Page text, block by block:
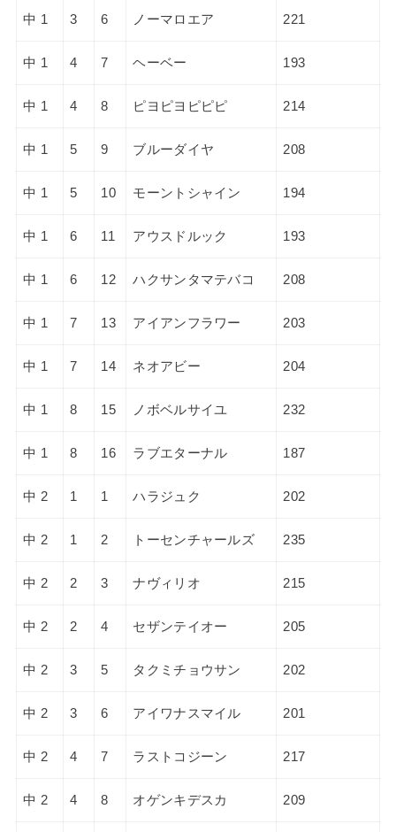
中 1 3 6 ノーマロエア 221
中 1 4 7 ヘーベー 193
中 1 4 8 ピヨピヨピピピ 214
中 1 5 9 ブルーダイヤ 208
中 1 5 10 モーントシャイン 194
中 1 6 11 アウスドルック 193
中 1 6 12 ハクサンタマテバコ 208
中 1 7 13 アイアンフラワー 203
中 1 7 14 ネオアビー 204
中 1 8 15 ノボベルサイユ 232
中 1 8 16 ラブエターナル 187
中 2 1 1 ハラジュク 202
中 2 1 2 トーセンチャールズ 235
中 2 2 3 ナヴィリオ 215
中 2 2 4 セザンテイオー 205
中 2 3 5 タクミチョウサン 202
中 2 3 6 アイワナスマイル 201
中 2 4 7 ラストコジーン 217
中 2 4 8 オゲンキデスカ 209